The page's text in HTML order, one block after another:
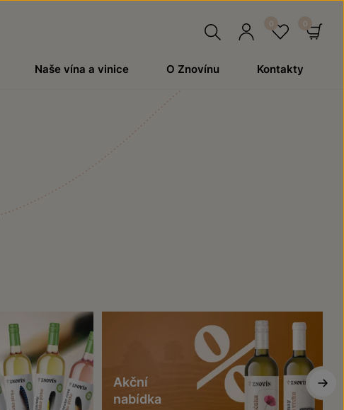
Naše vína a vinice O Znovínu Kontakty
Akční
nabídka